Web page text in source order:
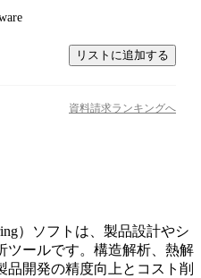
リストに追加する
資料請求ランキングへ
）ソフトは、製品設計やシ
ツールです。構造解析、熱解
開発の精度向上とコスト削